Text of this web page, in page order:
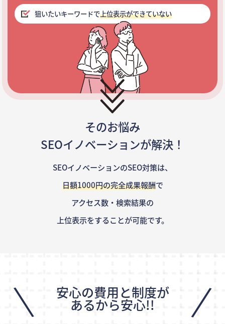
狙いたいキーワードで上位表示ができていない
そのお悩み
SEOイノベーションが解決！
SEOイノベーションのSEO対策は、
日額1000円の完全成果報酬で
アクセス数・検索結果の
上位表示をすることが可能です。
\ 安心の費用と制度が
あるから安心!! /